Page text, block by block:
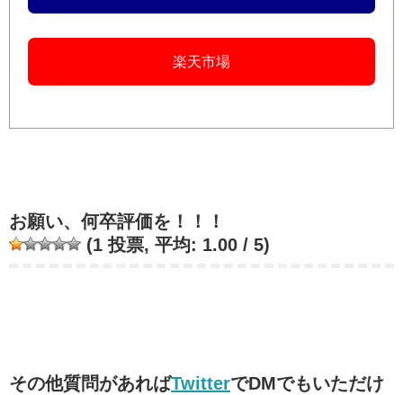
楽天市場
お願い、何卒評価を！！！
(1 投票, 平均: 1.00 / 5)
その他質問があればTwitterでDMでもいただけ